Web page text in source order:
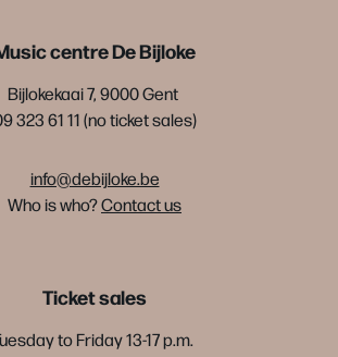
centre De Bijloke
Bijlokekaai 7, 9000 Gent
323 61 11 (no ticket sales)
info@debijloke.be
Who is who?Contact us
Ticket sales
to Friday 13-17 p.m.